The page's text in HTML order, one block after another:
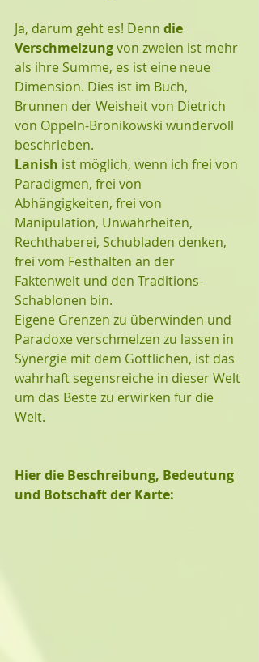
Ja, darum geht es! Denn die
Verschmelzung von zweien ist mehr
als ihre Summe, es ist eine neue
Dimension. Dies ist im Buch,
Brunnen der Weisheit von Dietrich
von Oppeln-Bronikowski wundervoll
beschrieben.
Lanish ist möglich, wenn ich frei von
Paradigmen, frei von
Abhängigkeiten, frei von
Manipulation, Unwahrheiten,
Rechthaberei, Schubladen denken,
frei vom Festhalten an der
Faktenwelt und den Traditions-
Schablonen bin.
Eigene Grenzen zu überwinden und
Paradoxe verschmelzen zu lassen in
Synergie mit dem Göttlichen, ist das
wahrhaft segensreiche in dieser Welt
um das Beste zu erwirken für die
Welt.
Hier die Beschreibung, Bedeutung
und Botschaft der Karte: